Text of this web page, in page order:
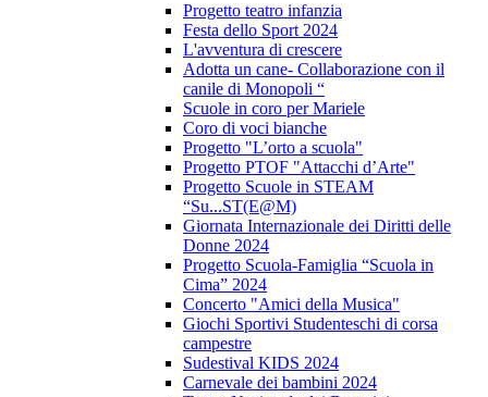
Progetto teatro infanzia
Festa dello Sport 2024
L'avventura di crescere
Adotta un cane- Collaborazione con il
canile di Monopoli “
Scuole in coro per Mariele
Coro di voci bianche
Progetto "L’orto a scuola"
Progetto PTOF "Attacchi d’Arte"
Progetto Scuole in STEAM
“Su...ST(E@M)
Giornata Internazionale dei Diritti delle
Donne 2024
Progetto Scuola-Famiglia “Scuola in
Cima” 2024
Concerto "Amici della Musica"
Giochi Sportivi Studenteschi di corsa
campestre
Sudestival KIDS 2024
Carnevale dei bambini 2024